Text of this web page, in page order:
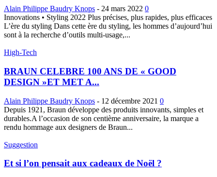
Alain Philippe Baudry Knops - 24 mars 2022 0
Innovations • Styling 2022 Plus précises, plus rapides, plus efficaces
L’ère du styling Dans cette ère du styling, les hommes d’aujourd’hui
sont à la recherche d’outils multi-usage,...
High-Tech
BRAUN CELEBRE 100 ANS DE « GOOD
DESIGN »ET MET A...
Alain Philippe Baudry Knops - 12 décembre 2021 0
Depuis 1921, Braun développe des produits innovants, simples et
durables.A l’occasion de son centième anniversaire, la marque a
rendu hommage aux designers de Braun...
Suggestion
Et si l’on pensait aux cadeaux de Noël ?